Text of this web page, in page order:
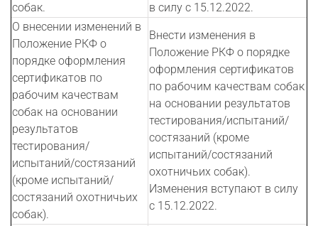
собак.
в силу c 15.12.2022.
О внесении изменений в
Положение РКФ о
порядке оформления
сертификатов по
рабочим качествам
собак на основании
результатов
тестирования/
испытаний/состязаний
(кроме испытаний/
состязаний охотничьих
собак).
Внести изменения в
Положение РКФ о порядке
оформления сертификатов
по рабочим качествам собак
на основании результатов
тестирования/испытаний/
состязаний (кроме
испытаний/состязаний
охотничьих собак).
Изменения вступают в силу
c 15.12.2022.